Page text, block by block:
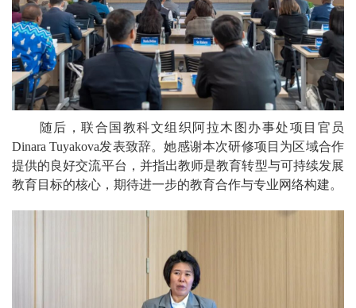
随后，联合国教科文组织阿拉木图办事处项目官员
Dinara Tuyakova发表致辞。她感谢本次研修项目为区域合作
提供的良好交流平台，并指出教师是教育转型与可持续发展
教育目标的核心，期待进一步的教育合作与专业网络构建。